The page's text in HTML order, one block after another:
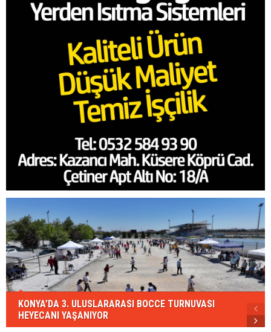
KONYA’DA 3. ULUSLARARASI BOCCE TURNUVASI
HEYECANI YAŞANIYOR